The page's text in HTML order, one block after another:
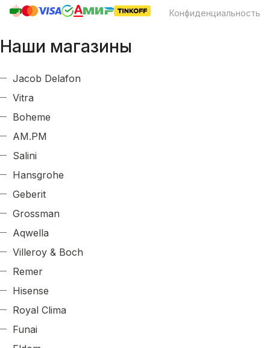
Конфиденциальность
Наши магазины
Jacob Delafon
Vitra
Boheme
AM.PM
Salini
Hansgrohe
Geberit
Grossman
Aqwella
Villeroy & Boch
Remer
Hisense
Royal Clima
Funai